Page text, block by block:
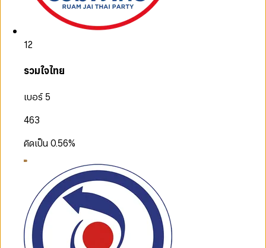
12
รวมใจไทย
เบอร์ 5
463
คิดเป็น0.56%